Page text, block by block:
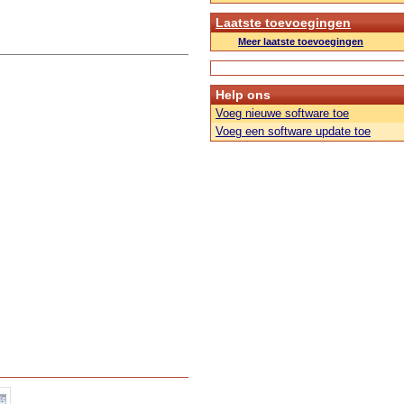
Laatste toevoegingen
Meer laatste toevoegingen
Help ons
Voeg nieuwe software toe
Voeg een software update toe